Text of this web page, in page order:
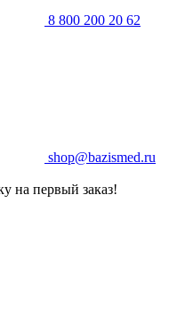
8 800 200 20 62
shop@bazismed.ru
на первый заказ!